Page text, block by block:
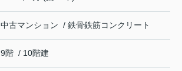
中古マンション / 鉄骨鉄筋コンクリート
9階 / 10階建